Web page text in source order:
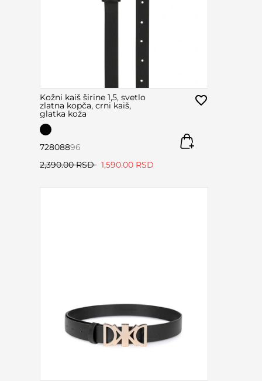
Kožni kaiš širine 1,5, svetlo
zlatna kopča, crni kaiš,
glatka koža
72808896
2,390.00 RSD 1,590.00 RSD